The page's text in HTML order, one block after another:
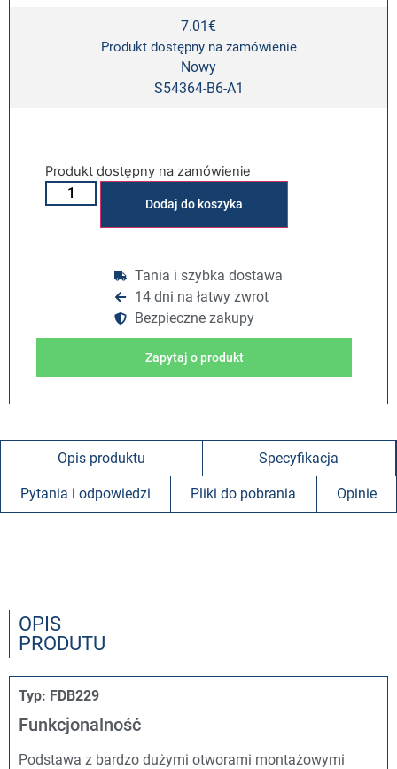
7.01€
Produkt dostępny na zamówienie
Nowy
S54364-B6-A1
Produkt dostępny na zamówienie
Dodaj do koszyka
Tania i szybka dostawa
14 dni na łatwy zwrot
Bezpieczne zakupy
Zapytaj o produkt
Opis produktu Specyfikacja
Pytania i odpowiedzi Pliki do pobrania Opinie
OPIS
PRODUTU
Typ: FDB229
Funkcjonalność
Podstawa z bardzo dużymi otworami montażowymi